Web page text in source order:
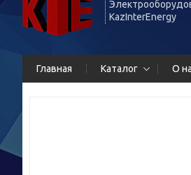
KazInterEnergy
Главная Каталог О